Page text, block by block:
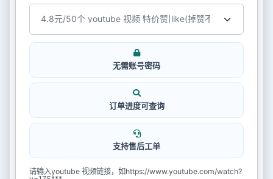
无需账号密码
订单进度可查询
支持售后工单
请输入youtube 视频链接，如https://www.youtube.com/watch?